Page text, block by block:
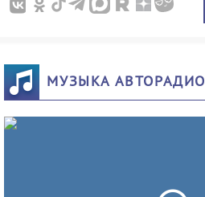
МУЗЫКА АВТОРАДИО